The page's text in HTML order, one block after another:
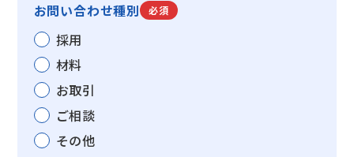
お問い合わせ種別 必須
採用
材料
お取引
ご相談
その他